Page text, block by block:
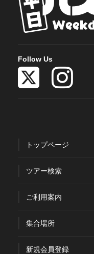
Follow Us
トップページ
ツアー検索
ご利用案内
集合場所
新規会員登録